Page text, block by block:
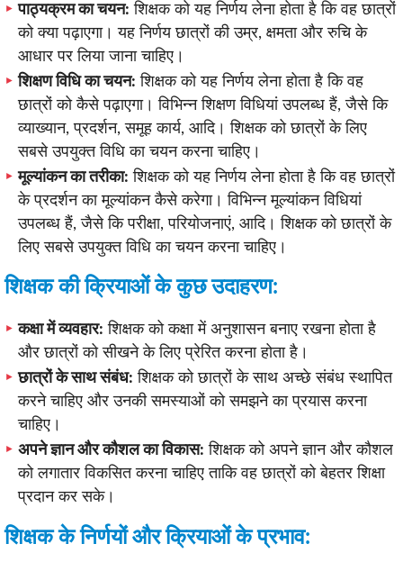
पाठ्यक्रम का चयन: शिक्षक को यह निर्णय लेना होता है कि वह छात्रों
को क्या पढ़ाएगा। यह निर्णय छात्रों की उम्र, क्षमता और रुचि के
आधार पर लिया जाना चाहिए।
शिक्षण विधि का चयन: शिक्षक को यह निर्णय लेना होता है कि वह
छात्रों को कैसे पढ़ाएगा। विभिन्न शिक्षण विधियां उपलब्ध हैं, जैसे कि
व्याख्यान, प्रदर्शन, समूह कार्य, आदि। शिक्षक को छात्रों के लिए
सबसे उपयुक्त विधि का चयन करना चाहिए।
मूल्यांकन का तरीका: शिक्षक को यह निर्णय लेना होता है कि वह छात्रों
के प्रदर्शन का मूल्यांकन कैसे करेगा। विभिन्न मूल्यांकन विधियां
उपलब्ध हैं, जैसे कि परीक्षा, परियोजनाएं, आदि। शिक्षक को छात्रों के
लिए सबसे उपयुक्त विधि का चयन करना चाहिए।
शिक्षक की क्रियाओं के कुछ उदाहरण:
कक्षा में व्यवहार: शिक्षक को कक्षा में अनुशासन बनाए रखना होता है
और छात्रों को सीखने के लिए प्रेरित करना होता है।
छात्रों के साथ संबंध: शिक्षक को छात्रों के साथ अच्छे संबंध स्थापित
करने चाहिए और उनकी समस्याओं को समझने का प्रयास करना
चाहिए।
अपने ज्ञान और कौशल का विकास: शिक्षक को अपने ज्ञान और कौशल
को लगातार विकसित करना चाहिए ताकि वह छात्रों को बेहतर शिक्षा
प्रदान कर सके।
शिक्षक के निर्णयों और क्रियाओं के प्रभाव: